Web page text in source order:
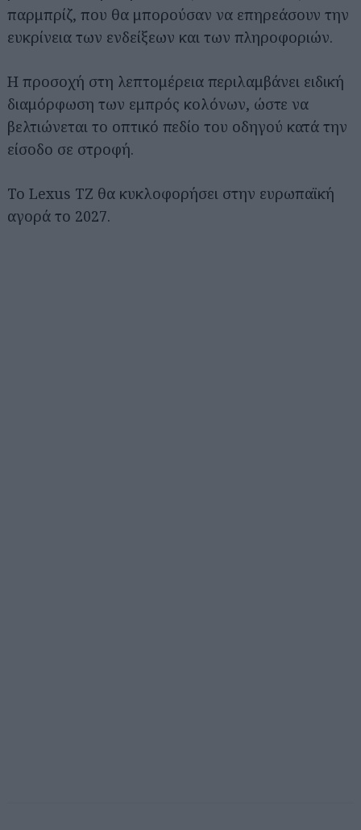
παρμπρίζ, που θα μπορούσαν να επηρεάσουν την
ευκρίνεια των ενδείξεων και των πληροφοριών.
Η προσοχή στη λεπτομέρεια περιλαμβάνει ειδική
διαμόρφωση των εμπρός κολόνων, ώστε να
βελτιώνεται το οπτικό πεδίο του οδηγού κατά την
είσοδο σε στροφή.
Το Lexus TZ θα κυκλοφορήσει στην ευρωπαϊκή
αγορά το 2027.